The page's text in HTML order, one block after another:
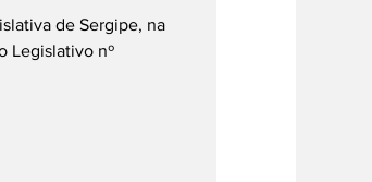
de Sergipe, na
Legislativo nº